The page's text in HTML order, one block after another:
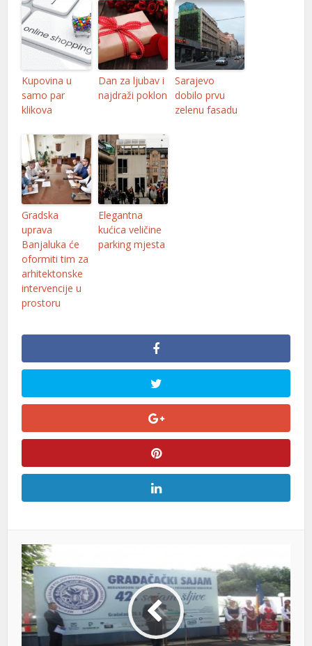
Kupovina u
samo par
klikova
Dan za ljubav i
najdraži poklon
Sarajevo
dobilo prvu
zelenu fasadu
Gradska
uprava
Banjaluka će
oformiti tim za
arhitektonske
intervencije u
prostoru
Elegantna
kućica veličine
parking mjesta